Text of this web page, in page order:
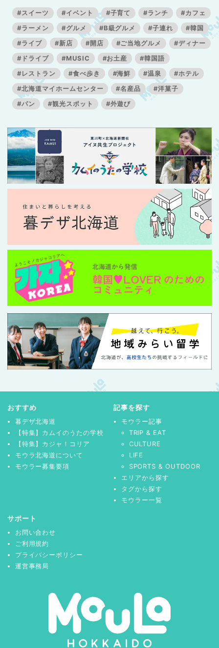
#スイーツ #イベント #子育て #ランチ
#カフェ
#ラーメン
#グルメ #B級グルメ #子連れ
#韓国
#ライブ
#新店 #開店 #ご当地グルメ
#ディナー
#ドライブ
#MUSIC #お土産
#韓国語
#レストラン
#食べ歩き #海鮮 #温泉
#ホテル
#北海道マイホームセンター
#名産品
#洋菓子
#パン
#観光スポット #外遊び
おすすめ
暮デザ北海道
【特集】カムイのうたの学校
【特集】カジャ！コリア
モウラ北海道について
モウラー募集要項
記事を探す
モウラー記事
TRIP & EAT
CULTURE
LIFE
SPORTS & OUTDOOR
エリアから探す
タグから探す
モウラー一覧
サポート
お問い合わせ
ご利用規約
プライバシーポリシー
運営事務局